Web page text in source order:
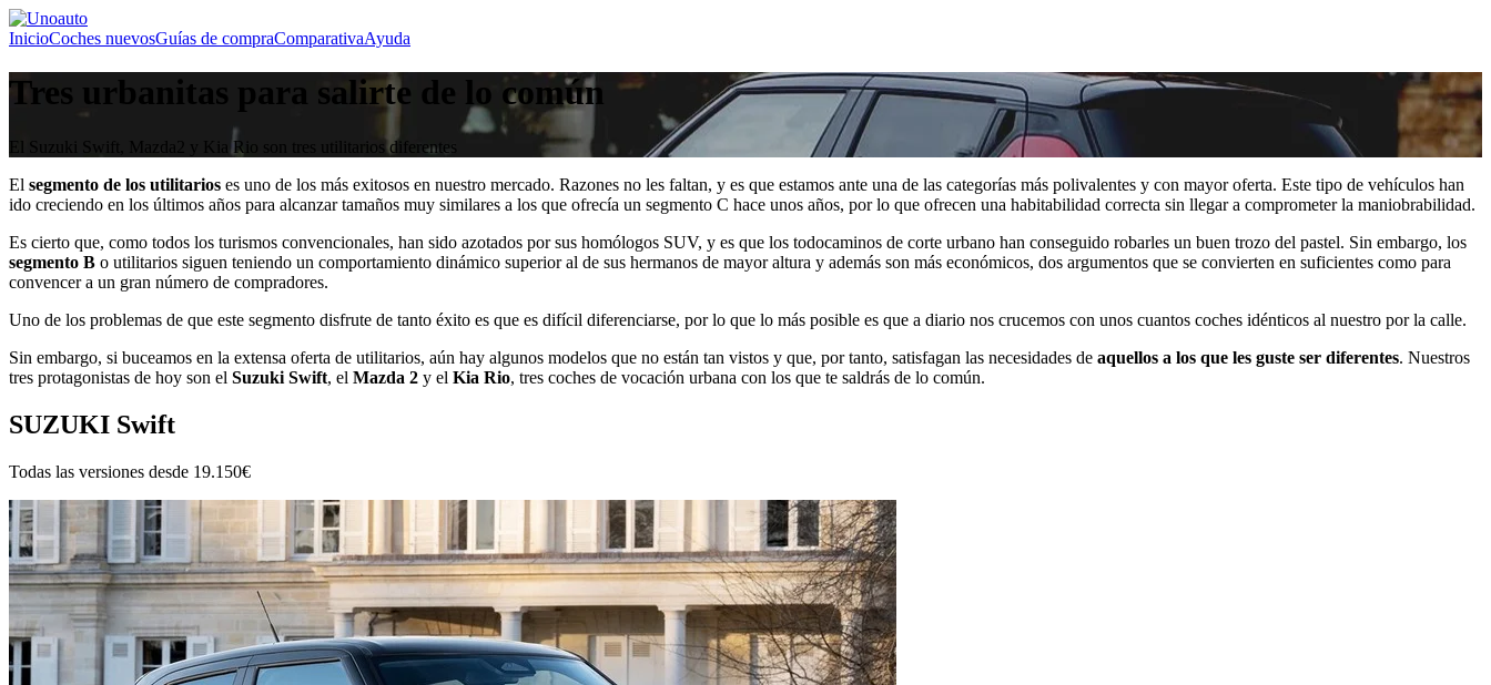
InicioCoches nuevosGuías de compraComparativaAyuda
Tres urbanitas para salirte de lo común
El Suzuki Swift, Mazda2 y Kia Rio son tres utilitarios diferentes
El segmento de los utilitarios es uno de los más exitosos en nuestro mercado. Razones no les faltan, y es que estamos ante una de las categorías más polivalentes y con mayor oferta. Este tipo de vehículos han
ido creciendo en los últimos años para alcanzar tamaños muy similares a los que ofrecía un segmento C hace unos años, por lo que ofrecen una habitabilidad correcta sin llegar a comprometer la maniobrabilidad.
Es cierto que, como todos los turismos convencionales, han sido azotados por sus homólogos SUV, y es que los todocaminos de corte urbano han conseguido robarles un buen trozo del pastel. Sin embargo, los
segmento B o utilitarios siguen teniendo un comportamiento dinámico superior al de sus hermanos de mayor altura y además son más económicos, dos argumentos que se convierten en suficientes como para
convencer a un gran número de compradores.
Uno de los problemas de que este segmento disfrute de tanto éxito es que es difícil diferenciarse, por lo que lo más posible es que a diario nos crucemos con unos cuantos coches idénticos al nuestro por la calle.
Sin embargo, si buceamos en la extensa oferta de utilitarios, aún hay algunos modelos que no están tan vistos y que, por tanto, satisfagan las necesidades de aquellos a los que les guste ser diferentes. Nuestros
tres protagonistas de hoy son el Suzuki Swift, el Mazda 2 y el Kia Rio, tres coches de vocación urbana con los que te saldrás de lo común.
SUZUKI Swift
Todas las versiones desde 19.150€